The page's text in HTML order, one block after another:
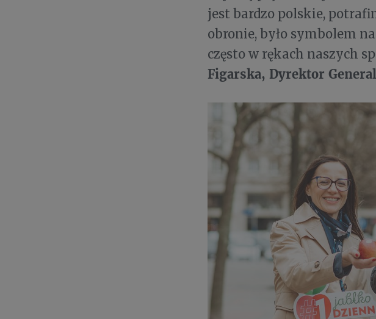
jest bardzo polskie,
obronie, było symbolem
często w rękach naszych
Figarska, Dyrektor